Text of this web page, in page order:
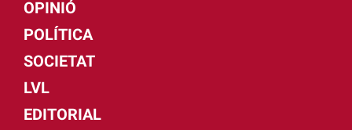
OPINIÓ
POLÍTICA
SOCIETAT
LVL
EDITORIAL